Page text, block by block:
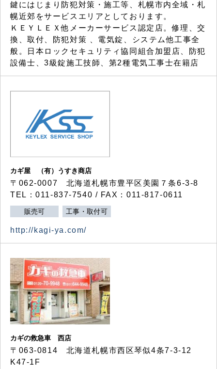
鍵にはじまり防犯対策・施工等、札幌市内全域・札
幌近郊をサービスエリアとしております。
ＫＥＹＬＥＸ他メーカーサービス認定店。修理、交
換、取付、防犯対策 、電気錠、システム他工事全
般。日本ロックセキュリティ協同組合加盟店、防犯
設備士、3級錠施工技師、第2種電気工事士在籍店
カギ屋 （有）うすき商店
〒062-0007 北海道札幌市豊平区美園７条6-3-8
TEL：011-837-7540 / FAX：011-817-0611
販売可 工事・取付可
http://kagi-ya.com/
カギの救急車 西店
〒063-0814 北海道札幌市西区琴似4条7-3-12
K47-1F